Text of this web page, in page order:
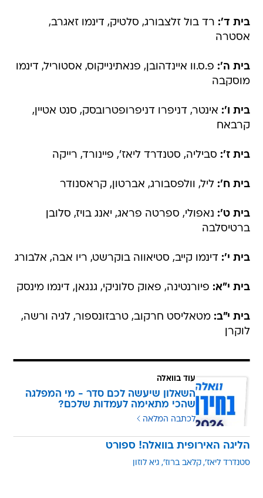
בית ד': רד בול זלצבורג, סלטיק, דינמו זאגרב,
אסטרה
בית ה': פ.ס.וו איינדהובן, פנאתינייקוס, אסטוריל, דינמו
מוסקבה
בית ו': אינטר, דניפרו דניפרופטרובסק, סנט אטיין,
קרבאח
בית ז': סביליה, סטנדרד ליאז', פיינורד, רייקה
בית ח': ליל, וולפסבורג, אברטון, קראסנודר
בית ט': נאפולי, ספרטה פראג, יאנג בויז, סלובן
ברטיסלבה
בית י': דינמו קייב, סטיאווה בוקרשט, ריו אבה, אלבורג
בית י"א: פיורנטינה, פאוק סלוניקי, גנגאן, דינמו מינסק
בית י"ב: מטאליסט חרקוב, טרבזונספור, לגיה ורשה,
לוקרן
עוד בוואלה
השאלון שיעשה לכם סדר - מי המפלגה
שהכי מתאימה לעמדות שלכם?
לכתבה המלאה
הליגה האירופית בוואלה! ספורט
סטנדרד ליאז' קלאב ברוז' גיא לוזון